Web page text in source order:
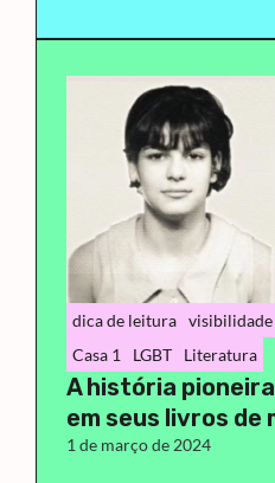
dica de leitura
Casa 1
LGBT Literatura
A história
em seus livros de
1 de março de 2024